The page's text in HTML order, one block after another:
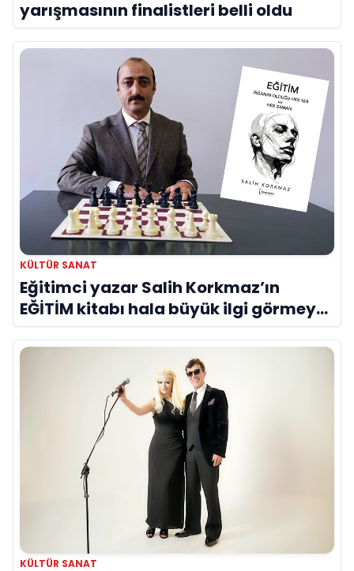
yarışmasının finalistleri belli oldu
KÜLTÜR SANAT
Eğitimci yazar Salih Korkmaz’ın
EĞİTİM kitabı hala büyük ilgi görmeye
devam ediyor
KÜLTÜR SANAT